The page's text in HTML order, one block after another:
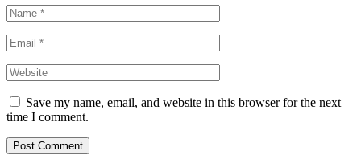
Save my name, email, and website in this browser for the next
time I comment.